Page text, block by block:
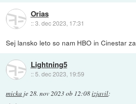
Orias
::3. dec 2023, 17:31
Sej lansko leto so nam HBO in Cinestar
Lightning5
:: 5. dec 2023, 19:59
micka je28. nov 2023 ob 12:08izjavil: